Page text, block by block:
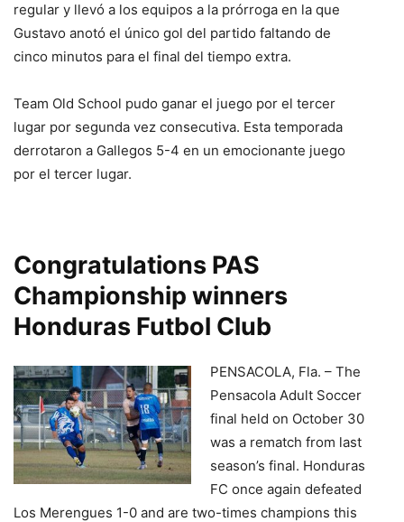
regular y llevó a los equipos a la prórroga en la que
Gustavo anotó el único gol del partido faltando de
cinco minutos para el final del tiempo extra.
Team Old School pudo ganar el juego por el tercer
lugar por segunda vez consecutiva. Esta temporada
derrotaron a Gallegos 5-4 en un emocionante juego
por el tercer lugar.
Congratulations PAS
Championship winners
Honduras Futbol Club
PENSACOLA, Fla. – The
Pensacola Adult Soccer
final held on October 30
was a rematch from last
season’s final. Honduras
FC once again defeated
Los Merengues 1-0 and are two-times champions this